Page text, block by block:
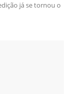
já se tornou o